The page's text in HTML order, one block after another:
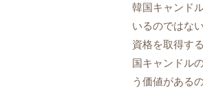
韓国キャンド
いるのではな
資格を取得す
国キャンドル
う価値がある